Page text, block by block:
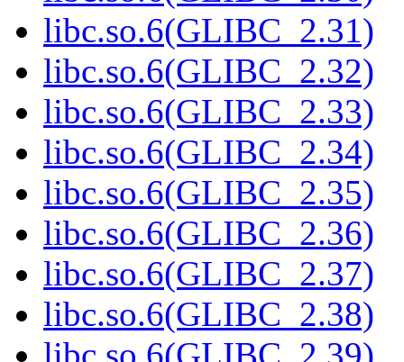
libc.so.6(GLIBC_2.31)
libc.so.6(GLIBC_2.32)
libc.so.6(GLIBC_2.33)
libc.so.6(GLIBC_2.34)
libc.so.6(GLIBC_2.35)
libc.so.6(GLIBC_2.36)
libc.so.6(GLIBC_2.37)
libc.so.6(GLIBC_2.38)